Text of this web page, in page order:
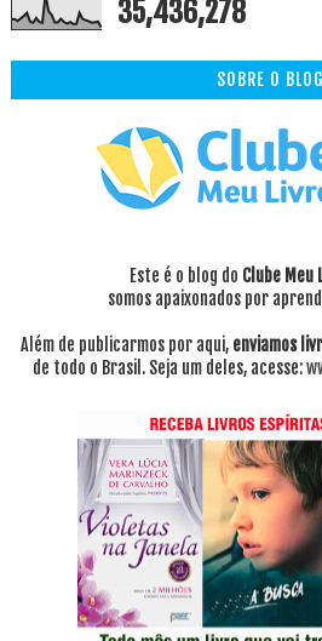
35,436,278
SOBRE O BLOG
Este é o blog do Clube Meu
somos apaixonados por
Além de publicarmos por aqui, enviamos
de todo o Brasil. Seja um deles, acesse: